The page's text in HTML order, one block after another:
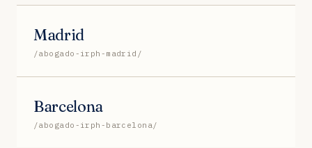
Madrid
/abogado-irph-madrid/
Barcelona
/abogado-irph-barcelona/